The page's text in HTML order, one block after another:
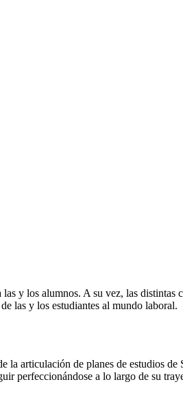
y los alumnos. A su vez, las distintas
las y los estudiantes al mundo laboral.
la articulación de planes de estudios
perfeccionándose a lo largo de su